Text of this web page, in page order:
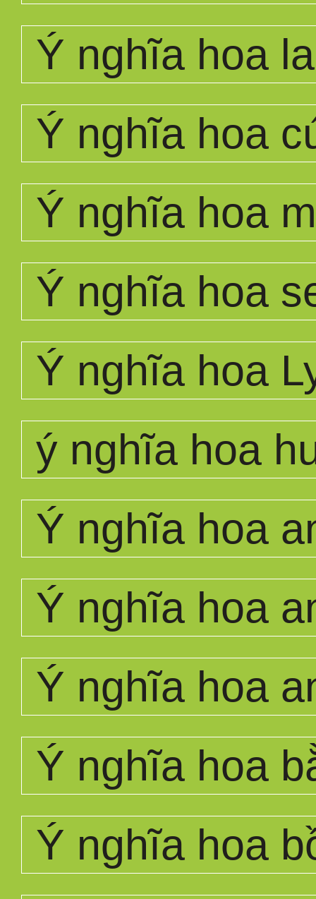
Ý nghĩa hoa
Ý nghĩa hoa
Ý nghĩa hoa
Ý nghĩa hoa
Ý nghĩa hoa
ý nghĩa hoa
Ý nghĩa hoa
Ý nghĩa hoa
Ý nghĩa hoa
Ý nghĩa hoa
Ý nghĩa hoa